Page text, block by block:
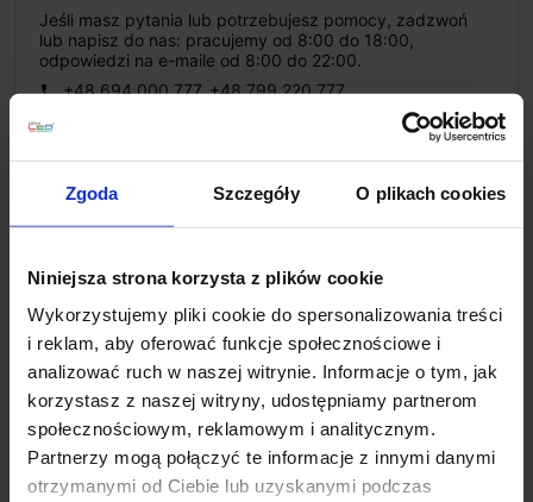
Zgoda Szczegóły O plikach cookies
Niniejsza strona korzysta z plików cookie
Wykorzystujemy pliki cookie do spersonalizowania treści
i reklam, aby oferować funkcje społecznościowe i
analizować ruch w naszej witrynie. Informacje o tym, jak
korzystasz z naszej witryny, udostępniamy partnerom
społecznościowym, reklamowym i analitycznym.
Partnerzy mogą połączyć te informacje z innymi danymi
otrzymanymi od Ciebie lub uzyskanymi podczas
Jeśli masz pytania lub potrzebujesz pomocy, zadzwoń
lub napisz do nas: pracujemy od 8:00 do 18:00,
odpowiedzi na e-maile od 8:00 do 22:00.
phone +48 694 000 777,+48 799 220 777
email
Metody płatności
Koszt dostawy
Zapytaj o produkt
Opis